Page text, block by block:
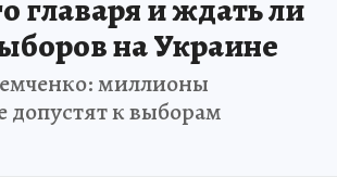
главаря и ждать ли
на Украине
миллионы
допустят к выборам